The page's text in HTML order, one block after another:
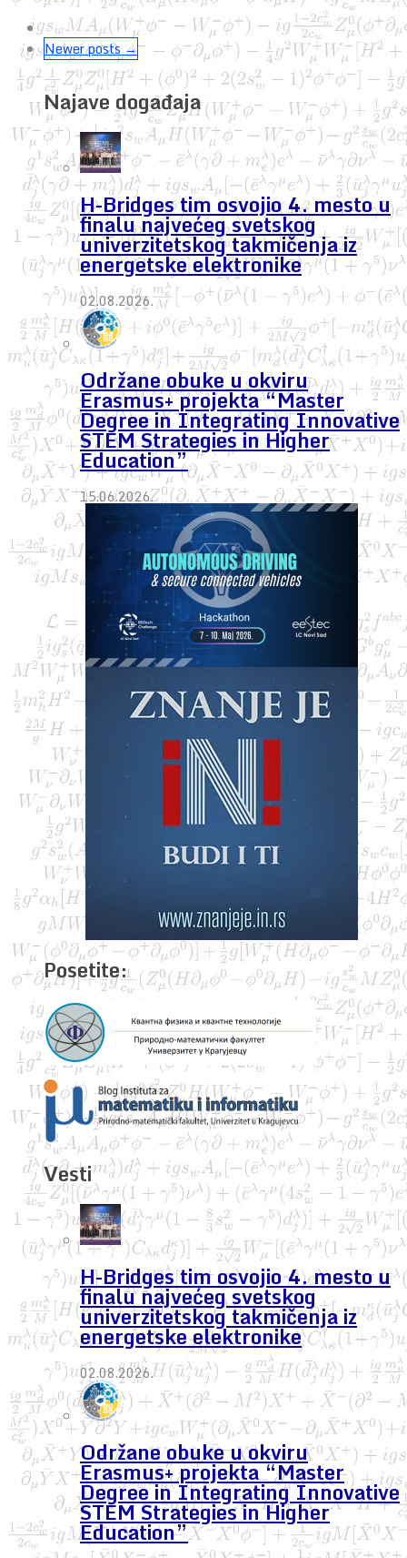
Newer posts →
Najave događaja
H-Bridges tim osvojio 4. mesto u
finalu najvećeg svetskog
univerzitetskog takmičenja iz
energetske elektronike
02.08.2026.
Održane obuke u okviru
Erasmus+ projekta “Master
Degree in Integrating Innovative
STEM Strategies in Higher
Education”
15.06.2026.
Posetite:
Vesti
H-Bridges tim osvojio 4. mesto u
finalu najvećeg svetskog
univerzitetskog takmičenja iz
energetske elektronike
02.08.2026.
Održane obuke u okviru
Erasmus+ projekta “Master
Degree in Integrating Innovative
STEM Strategies in Higher
Education”